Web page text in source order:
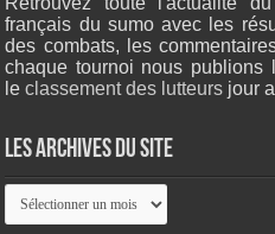
français du sumo avec les
des combats, les
chaque tournoi nous publions
leclassement des lutteurs jour
Les archives du site
Les
archives